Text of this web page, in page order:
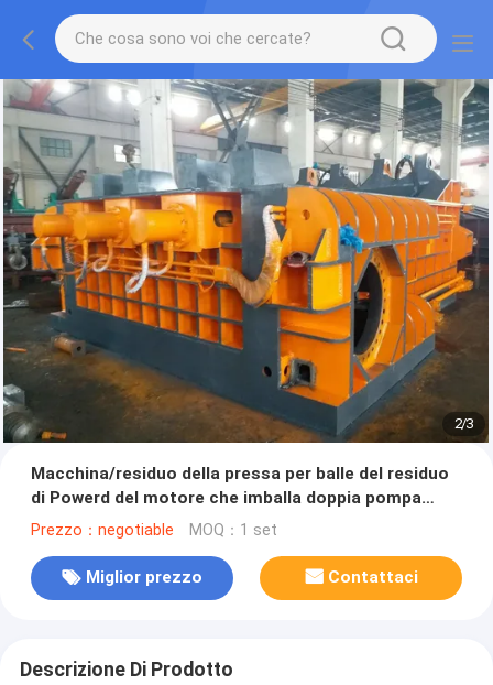
2/3
Macchina/residuo della pressa per balle del residuo
di Powerd del motore che imballa doppia pompa
freno ad alta densità a macchina
Prezzo：negotiable MOQ：1 set
Miglior prezzo Contattaci
Descrizione Di Prodotto